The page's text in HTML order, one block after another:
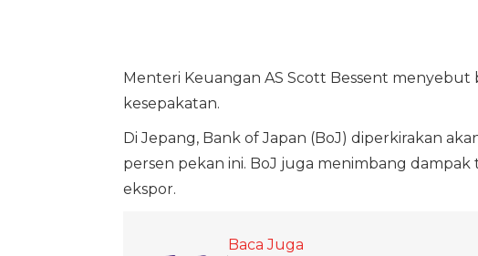
Menteri Keuangan AS Scott Bessent menyebut
kesepakatan.
Di Jepang, Bank of Japan (BoJ) diperkirakan
persen pekan ini. BoJ juga menimbang
ekspor.
Baca Juga